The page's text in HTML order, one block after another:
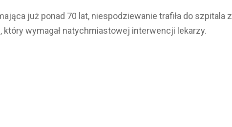
już ponad 70 lat, niespodziewanie trafiła do szpitala z
który wymagał natychmiastowej interwencji lekarzy.